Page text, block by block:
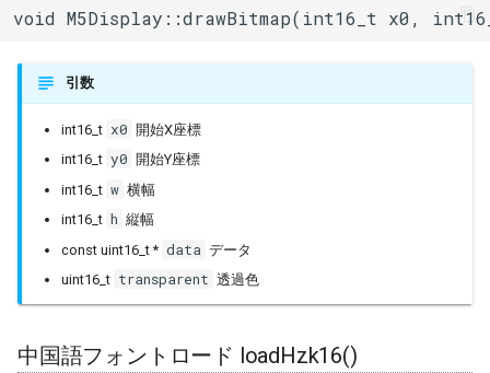
setWindow()
色転送(1) pushColor()
色転送(複数) pushColor()
色転送(複数+Swap)
pushColors()
色転送(配列) pushColors()
画面塗りつぶし fillScreen()
四角描画 drawRect()
Print
Printable
RequestHandler
Ringbuffer
SPISettings
void M5Display::drawBitmap(int16_t x0,
引数
int16_t x0 開始X座標
int16_t y0 開始Y座標
int16_t w 横幅
int16_t h 縦幅
const uint16_t * data データ
uint16_t transparent 透過色
中国語フォントロード loadHzk16()